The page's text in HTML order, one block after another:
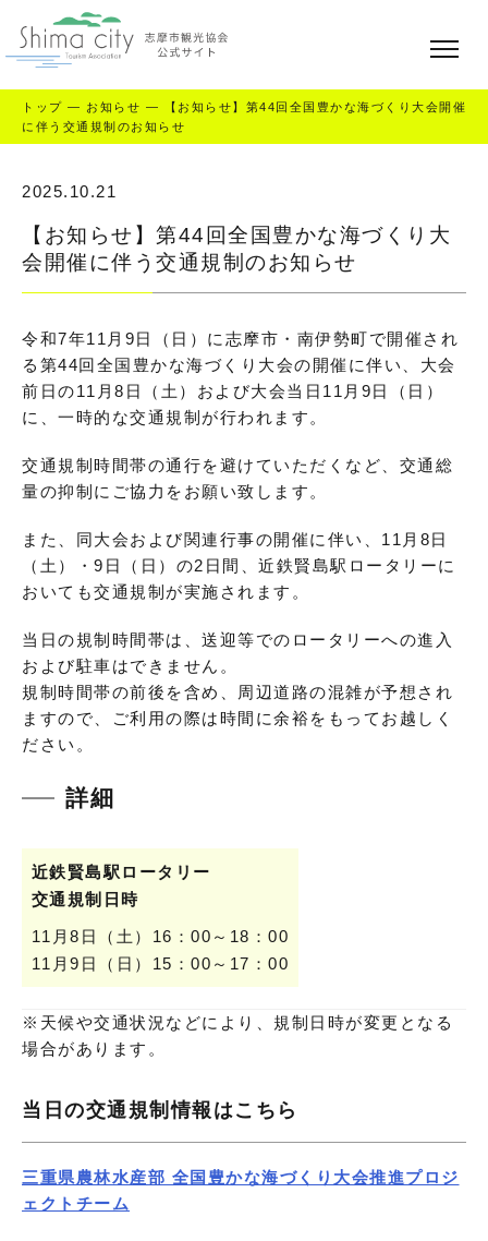
トップ — お知らせ —
【お知らせ】第44回全国豊かな海づくり大会開催
に伴う交通規制のお知らせ
2025.10.21
【お知らせ】第44回全国豊かな海づくり大
会開催に伴う交通規制のお知らせ
令和7年11月9日（日）に志摩市・南伊勢町で開催され
る第44回全国豊かな海づくり大会の開催に伴い、大会
前日の11月8日（土）および大会当日11月9日（日）
に、一時的な交通規制が行われます。
交通規制時間帯の通行を避けていただくなど、交通総
量の抑制にご協力をお願い致します。
また、同大会および関連行事の開催に伴い、11月8日
（土）・9日（日）の2日間、近鉄賢島駅ロータリーに
おいても交通規制が実施されます。
当日の規制時間帯は、送迎等でのロータリーへの進入
および駐車はできません。
規制時間帯の前後を含め、周辺道路の混雑が予想され
ますので、ご利用の際は時間に余裕をもってお越しく
ださい。
詳細
近鉄賢島駅ロータリー
交通規制日時
11月8日（土）16：00～18：00
11月9日（日）15：00～17：00
※天候や交通状況などにより、規制日時が変更となる
場合があります。
当日の交通規制情報はこちら
三重県農林水産部 全国豊かな海づくり大会推進プロジ
ェクトチーム